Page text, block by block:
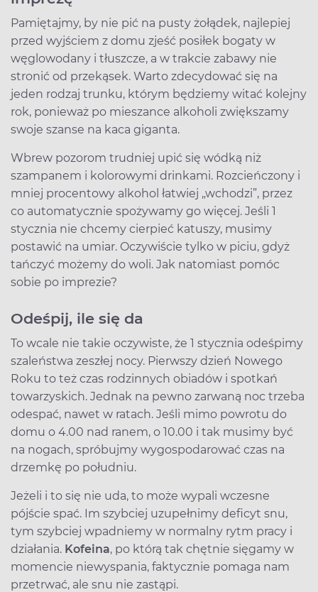
Pamiętajmy, by nie pić na pusty żołądek, najlepiej
przed wyjściem z domu zjeść posiłek bogaty w
węglowodany i tłuszcze, a w trakcie zabawy nie
stronić od przekąsek. Warto zdecydować się na
jeden rodzaj trunku, którym będziemy witać kolejny
rok, ponieważ po mieszance alkoholi zwiększamy
swoje szanse na kaca giganta.
Wbrew pozorom trudniej upić się wódką niż
szampanem i kolorowymi drinkami. Rozcieńczony i
mniej procentowy alkohol łatwiej „wchodzi”, przez
co automatycznie spożywamy go więcej. Jeśli 1
stycznia nie chcemy cierpieć katuszy, musimy
postawić na umiar. Oczywiście tylko w piciu, gdyż
tańczyć możemy do woli. Jak natomiast pomóc
sobie po imprezie?
Odeśpij, ile się da
To wcale nie takie oczywiste, że 1 stycznia odeśpimy
szaleństwa zeszłej nocy. Pierwszy dzień Nowego
Roku to też czas rodzinnych obiadów i spotkań
towarzyskich. Jednak na pewno zarwaną noc trzeba
odespać, nawet w ratach. Jeśli mimo powrotu do
domu o 4.00 nad ranem, o 10.00 i tak musimy być
na nogach, spróbujmy wygospodarować czas na
drzemkę po południu.
Jeżeli i to się nie uda, to może wypali wczesne
pójście spać. Im szybciej uzupełnimy deficyt snu,
tym szybciej wpadniemy w normalny rytm pracy i
działania. Kofeina, po którą tak chętnie sięgamy w
momencie niewyspania, faktycznie pomaga nam
przetrwać, ale snu nie zastąpi.